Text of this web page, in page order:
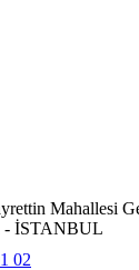
Mahallesi
- İSTANBUL
02